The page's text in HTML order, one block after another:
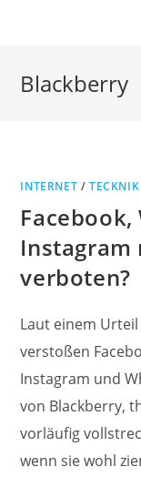
Blackberry
INTERNET /TECKNIK
Instagram
verboten?
Laut einem
verstoßen
Instagram und
von Blackberry,
vorläufig
wenn sie wohl